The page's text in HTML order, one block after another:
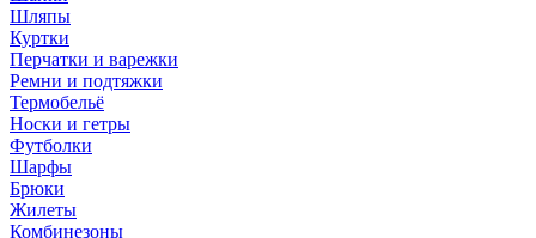
Шляпы
Куртки
Перчатки и варежки
Ремни и подтяжки
Термобельё
Носки и гетры
Футболки
Шарфы
Брюки
Жилеты
Комбинезоны